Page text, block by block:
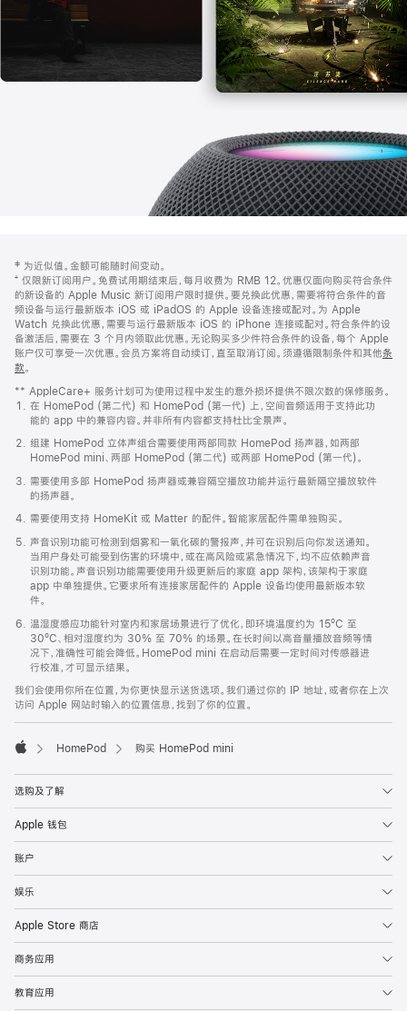
页
页
脚
注
‡ 为近似值。金额可能随时间变动。
⁺ 仅限新订阅用户。免费试用期结束后，每月收费为 RMB 12。优惠仅面向购买符合条件
的新设备的 Apple Music 新订阅用户限时提供。要兑换此优惠，需要将符合条件的音
频设备与运行最新版本 iOS 或 iPadOS 的 Apple 设备连接或配对。为 Apple
Watch 兑换此优惠，需要与运行最新版本 iOS 的 iPhone 连接或配对。符合条件的设
备激活后，需要在 3 个月内领取此优惠。无论购买多少件符合条件的设备，每个 Apple
账户仅可享受一次优惠。会员方案将自动续订，直至取消订阅。须遵循限制条件和其他条
款。
窗
口
中
打
开)
** AppleCare+ 服务计划可为使用过程中发生的意外损坏提供不限次数的保修服务。
在 HomePod (第二代) 和 HomePod (第一代) 上，空间音频适用于支持此功
能的 app 中的兼容内容。并非所有内容都支持杜比全景声。
组建 HomePod 立体声组合需要使用两部同款 HomePod 扬声器，如两部
HomePod mini、两部 HomePod (第二代) 或两部 HomePod (第一代)。
需要使用多部 HomePod 扬声器或兼容隔空播放功能并运行最新隔空播放软件
的扬声器。
需要使用支持 HomeKit 或 Matter 的配件。智能家居配件需单独购买。
声音识别功能可检测到烟雾和一氧化碳的警报声，并可在识别后向你发送通知。
当用户身处可能受到伤害的环境中，或在高风险或紧急情况下，均不应依赖声音
识别功能。声音识别功能需要使用升级更新后的家庭 app 架构，该架构于家庭
app 中单独提供。它要求所有连接家居配件的 Apple 设备均使用最新版本软
件。
温湿度感应功能针对室内和家居场景进行了优化，即环境温度约为 15ºC 至
30ºC、相对湿度约为 30% 至 70% 的场景。在长时间以高音量播放音频等情
况下，准确性可能会降低。HomePod mini 在启动后需要一定时间对传感器进
行校准，才可显示结果。
我们会使用你所在位置，为你更快显示送货选项。我们通过你的 IP 地址，或者你在上次
访问 Apple 网站时输入的位置信息，找到了你的位置。
HomePod 购买 HomePod mini
选购及了解
Apple 钱包
账户
娱乐
Apple Store 商店
商务应用
教育应用